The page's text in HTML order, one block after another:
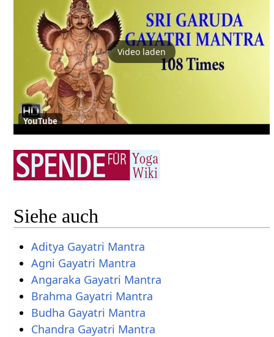
Video laden
YouTube
Siehe auch
Aditya Gayatri Mantra
Agni Gayatri Mantra
Angaraka Gayatri Mantra
Brahma Gayatri Mantra
Budha Gayatri Mantra
Chandra Gayatri Mantra